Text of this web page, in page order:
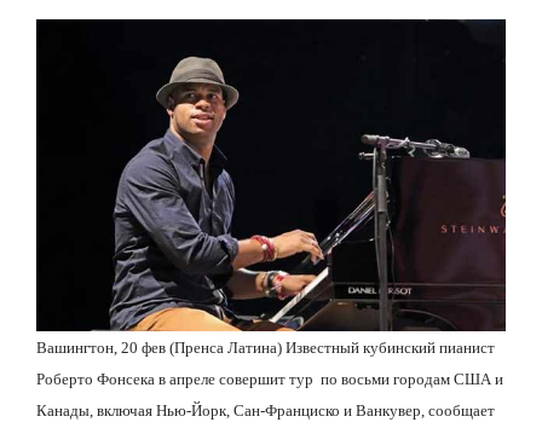
Вашингтон, 20 фев (Пренса Латина) Известный кубинский пианист
Роберто Фонсека в апреле совершит тур по восьми городам США и
Канады, включая Нью-Йорк, Сан-Франциско и Ванкувер, сообщает